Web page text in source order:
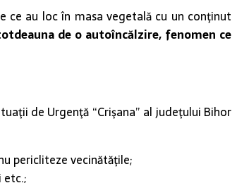
ce au loc în masa vegetală cu un conţinut
de o autoîncălzire, fenomen ce
de Urgenţă “Crişana” al judeţului Bihor
pericliteze vecinătăţile;
etc.;